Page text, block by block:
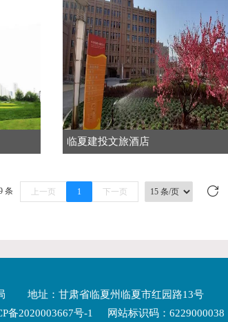
临夏建投文旅酒店
条 上一页 1 下一页
地址：甘肃省临夏州临夏市红园路13号
备2020003667号-1 网站标识码：6229000038